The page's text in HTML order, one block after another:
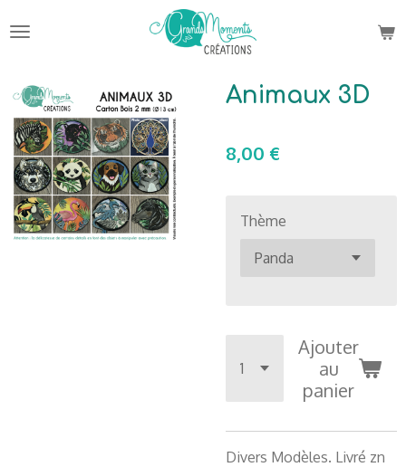
au
principal
Animaux 3D
8,00 €
Thème
Ajouter
au
panier
Divers Modèles. Livré zn